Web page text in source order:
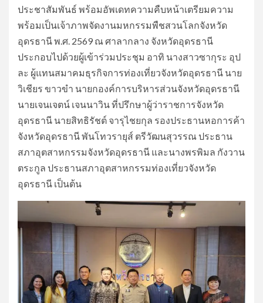
ประชาสัมพันธ์ พร้อมอัพเดทความคืบหน้าเตรียมความ
พร้อมเป็นเจ้าภาพจัดงานมหกรรมพืชสวนโลกจังหวัด
อุดรธานี พ.ศ. 2569 ณ ศาลากลาง จังหวัดอุดรธานี
ประกอบไปด้วยผู้เข้าร่วมประชุม อาทิ นางสาวซากุระ อุป
ละ ผู้แทนสมาคมธุรกิจการท่องเที่ยวจังหวัดอุดรธานี นาย
วิเชียร ขาวขำ นายกองค์การบริหารส่วนจังหวัดอุดรธานี
นายเจนเจตน์ เจนนาวิน ที่ปรึกษาผู้ว่าราชการจังหวัด
อุดรธานี นายสิทธิรัชต์ จารุไชยกุล รองประธานหอการค้า
จังหวัดอุดรธานี พันโทวรายุส์ ตรีวัฒนสุวรรณ ประธาน
สภาอุตสาหกรรมจังหวัดอุดรธานี และนางพรพิมล กังวาน
ตระกูล ประธานสภาอุตสาหกรรมท่องเที่ยวจังหวัด
อุดรธานี เป็นต้น